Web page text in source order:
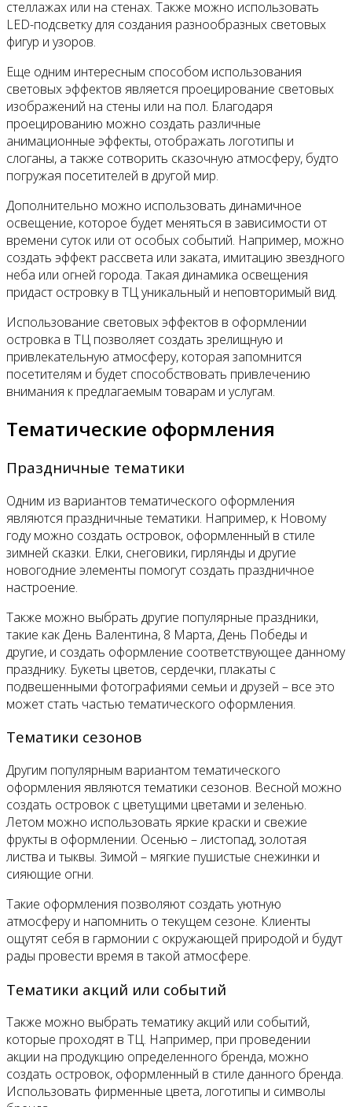
стеллажах или на стенах. Также можно использовать
LED-подсветку для создания разнообразных световых
фигур и узоров.
Еще одним интересным способом использования
световых эффектов является проецирование световых
изображений на стены или на пол. Благодаря
проецированию можно создать различные
анимационные эффекты, отображать логотипы и
слоганы, а также сотворить сказочную атмосферу, будто
погружая посетителей в другой мир.
Дополнительно можно использовать динамичное
освещение, которое будет меняться в зависимости от
времени суток или от особых событий. Например, можно
создать эффект рассвета или заката, имитацию звездного
неба или огней города. Такая динамика освещения
придаст островку в ТЦ уникальный и неповторимый вид.
Использование световых эффектов в оформлении
островка в ТЦ позволяет создать зрелищную и
привлекательную атмосферу, которая запомнится
посетителям и будет способствовать привлечению
внимания к предлагаемым товарам и услугам.
Тематические оформления
Праздничные тематики
Одним из вариантов тематического оформления
являются праздничные тематики. Например, к Новому
году можно создать островок, оформленный в стиле
зимней сказки. Елки, снеговики, гирлянды и другие
новогодние элементы помогут создать праздничное
настроение.
Также можно выбрать другие популярные праздники,
такие как День Валентина, 8 Марта, День Победы и
другие, и создать оформление соответствующее данному
празднику. Букеты цветов, сердечки, плакаты с
подвешенными фотографиями семьи и друзей – все это
может стать частью тематического оформления.
Тематики сезонов
Другим популярным вариантом тематического
оформления являются тематики сезонов. Весной можно
создать островок с цветущими цветами и зеленью.
Летом можно использовать яркие краски и свежие
фрукты в оформлении. Осенью – листопад, золотая
листва и тыквы. Зимой – мягкие пушистые снежинки и
сияющие огни.
Такие оформления позволяют создать уютную
атмосферу и напомнить о текущем сезоне. Клиенты
ощутят себя в гармонии с окружающей природой и будут
рады провести время в такой атмосфере.
Тематики акций или событий
Также можно выбрать тематику акций или событий,
которые проходят в ТЦ. Например, при проведении
акции на продукцию определенного бренда, можно
создать островок, оформленный в стиле данного бренда.
Использовать фирменные цвета, логотипы и символы